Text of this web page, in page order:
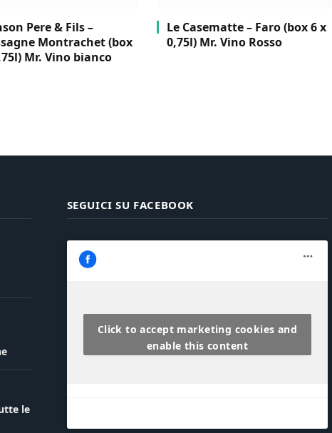
Pere & Fils –
Montrachet (box
Mr. Vino bianco
Le Casematte – Faro (box 6 x
0,75l) Mr. Vino Rosso
le
SEGUICI SU FACEBOOK
Click to accept marketing cookies and
enable this content